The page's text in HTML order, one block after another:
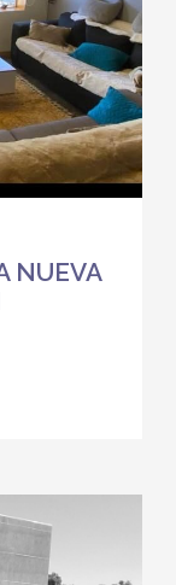
NUEVA